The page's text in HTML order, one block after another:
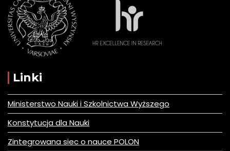
Linki
Ministerstwo Nauki i Szkolnictwa Wyższego
Konstytucja dla Nauki
Zintegrowana siec o nauce POLON